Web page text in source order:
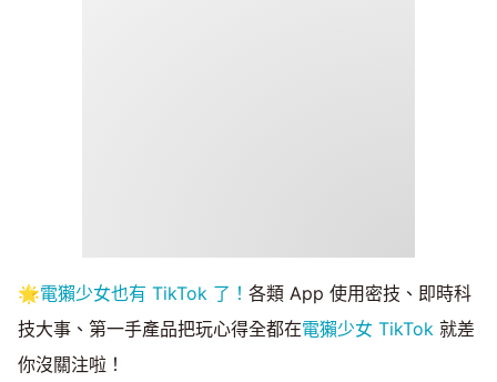
🌟電獺少女也有 TikTok 了！ 各類 App 使用密技、即時科
技大事、第一手產品把玩心得全都在電獺少女 TikTok 就差
你沒關注啦！